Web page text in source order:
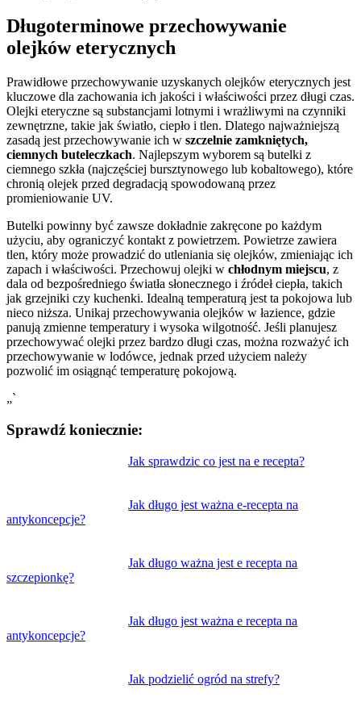
Długoterminowe przechowywanie
olejków eterycznych
Prawidłowe przechowywanie uzyskanych olejków eterycznych jest
kluczowe dla zachowania ich jakości i właściwości przez długi czas.
Olejki eteryczne są substancjami lotnymi i wrażliwymi na czynniki
zewnętrzne, takie jak światło, ciepło i tlen. Dlatego najważniejszą
zasadą jest przechowywanie ich w szczelnie zamkniętych,
ciemnych buteleczkach. Najlepszym wyborem są butelki z
ciemnego szkła (najczęściej bursztynowego lub kobaltowego), które
chronią olejek przed degradacją spowodowaną przez
promieniowanie UV.
Butelki powinny być zawsze dokładnie zakręcone po każdym
użyciu, aby ograniczyć kontakt z powietrzem. Powietrze zawiera
tlen, który może prowadzić do utleniania się olejków, zmieniając ich
zapach i właściwości. Przechowuj olejki w chłodnym miejscu, z
dala od bezpośredniego światła słonecznego i źródeł ciepła, takich
jak grzejniki czy kuchenki. Idealną temperaturą jest ta pokojowa lub
nieco niższa. Unikaj przechowywania olejków w łazience, gdzie
panują zmienne temperatury i wysoka wilgotność. Jeśli planujesz
przechowywać olejki przez bardzo długi czas, można rozważyć ich
przechowywanie w lodówce, jednak przed użyciem należy
pozwolić im osiągnąć temperaturę pokojową.
„`
Sprawdź koniecznie:
Jak sprawdzic co jest na e recepta?
Jak długo jest ważna e-recepta na
antykoncepcje?
Jak długo ważna jest e recepta na
szczepionkę?
Jak długo jest ważna e recepta na
antykoncepcje?
Jak podzielić ogród na strefy?